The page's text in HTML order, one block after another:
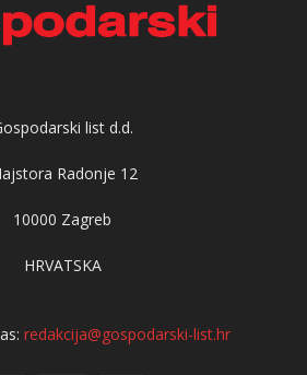
list d.d.
Radonje 12
10000 Zagreb
HRVATSKA
redakcija@gospodarski-list.hr